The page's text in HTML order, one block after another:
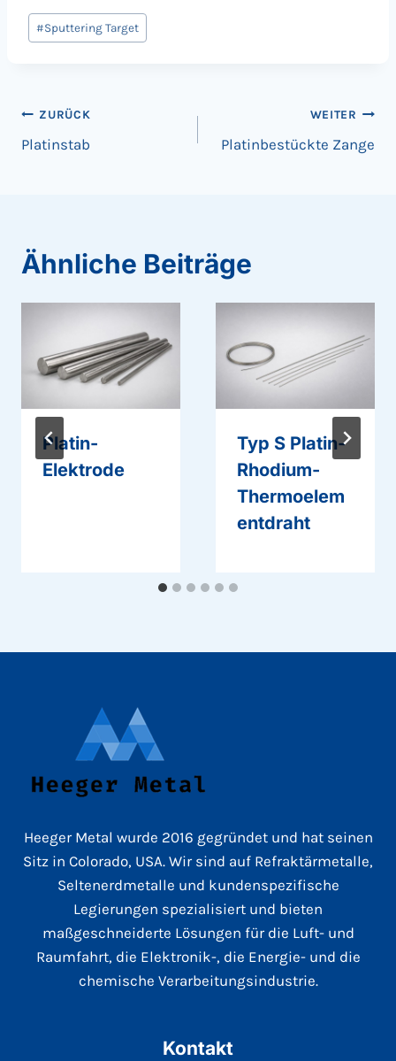
Beitrags
Tags:
#Sputtering Target
Beitragsnavigation
ZURÜCK
Platinstab
WEITER
Platinbestückte Zange
Ähnliche Beiträge
Platin-
Elektrode
Typ S Platin-
Rhodium-
Thermoelem
entdraht
Heeger Metal wurde 2016 gegründet und hat seinen
Sitz in Colorado, USA. Wir sind auf Refraktärmetalle,
Seltenerdmetalle und kundenspezifische
Legierungen spezialisiert und bieten
maßgeschneiderte Lösungen für die Luft- und
Raumfahrt, die Elektronik-, die Energie- und die
chemische Verarbeitungsindustrie.
Kontakt